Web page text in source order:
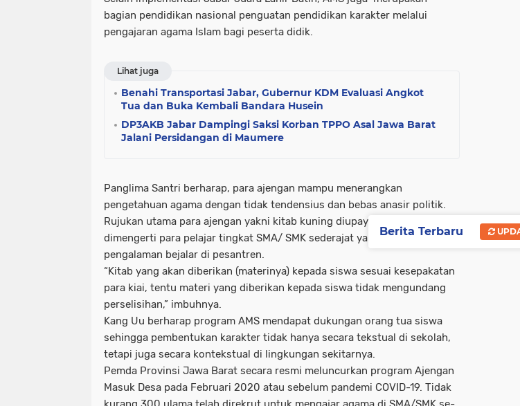
bagian pendidikan nasional penguatan pendidikan karakter melalui
pengajaran agama Islam bagi peserta didik.
Lihat juga
Benahi Transportasi Jabar, Gubernur KDM Evaluasi Angkot
Tua dan Buka Kembali Bandara Husein
DP3AKB Jabar Dampingi Saksi Korban TPPO Asal Jawa Barat
Jalani Persidangan di Maumere
Panglima Santri berharap, para ajengan mampu menerangkan
pengetahuan agama dengan tidak tendensius dan bebas anasir politik.
Rujukan utama para ajengan yakni kitab kuning diupayakan mudah
dimengerti para pelajar tingkat SMA/ SMK sederajat yang tidak punya
pengalaman bejalar di pesantren.
“Kitab yang akan diberikan (materinya) kepada siswa sesuai kesepakatan
para kiai, tentu materi yang diberikan kepada siswa tidak mengundang
perselisihan,” imbuhnya.
Kang Uu berharap program AMS mendapat dukungan orang tua siswa
sehingga pembentukan karakter tidak hanya secara tekstual di sekolah,
tetapi juga secara kontekstual di lingkungan sekitarnya.
Pemda Provinsi Jawa Barat secara resmi meluncurkan program Ajengan
Masuk Desa pada Februari 2020 atau sebelum pandemi COVID-19. Tidak
Berita Terbaru